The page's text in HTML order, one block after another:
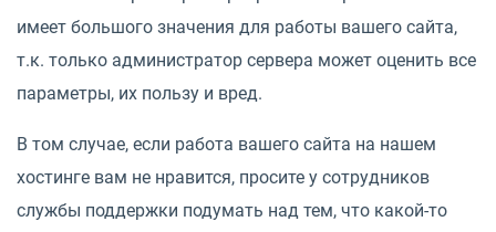
имеет большого значения для работы вашего сайта,
т.к. только администратор сервера может оценить все
параметры, их пользу и вред.
В том случае, если работа вашего сайта на нашем
хостинге вам не нравится, просите у сотрудников
службы поддержки подумать над тем, что какой-то